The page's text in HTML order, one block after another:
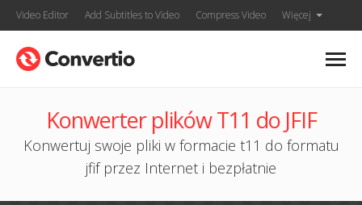
Video Editor Add Subtitles to Video Compress Video Więcej
Konwerter plików T11 do JFIF
Konwertuj swoje pliki w formacie t11 do formatu
jfif przez Internet i bezpłatnie